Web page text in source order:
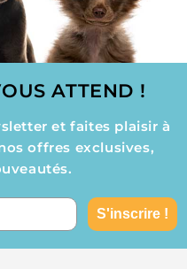
ATTEND !
et faites plaisir à
offres exclusives,
S'inscrire !